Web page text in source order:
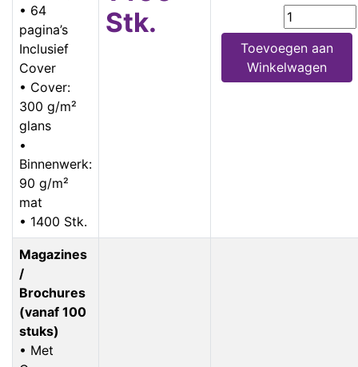
• 64
pagina’s
Inclusief
Cover
• Cover:
300 g/m²
glans
•
Binnenwerk:
90 g/m²
mat
• 1400 Stk.
Stk.
Toevoegen aan
Winkelwagen
Magazines
/
Brochures
(vanaf 100
stuks)
• Met